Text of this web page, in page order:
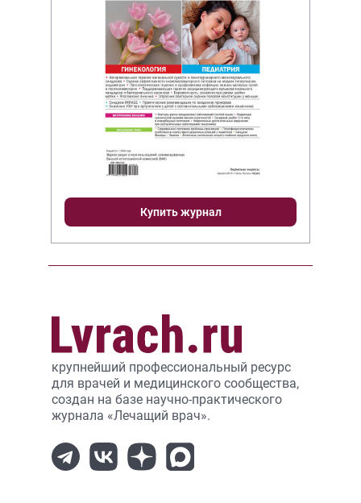
Купить журнал
крупнейший профессиональный ресурс
для врачей и медицинского сообщества,
создан на базе научно-практического
журнала «Лечащий врач».